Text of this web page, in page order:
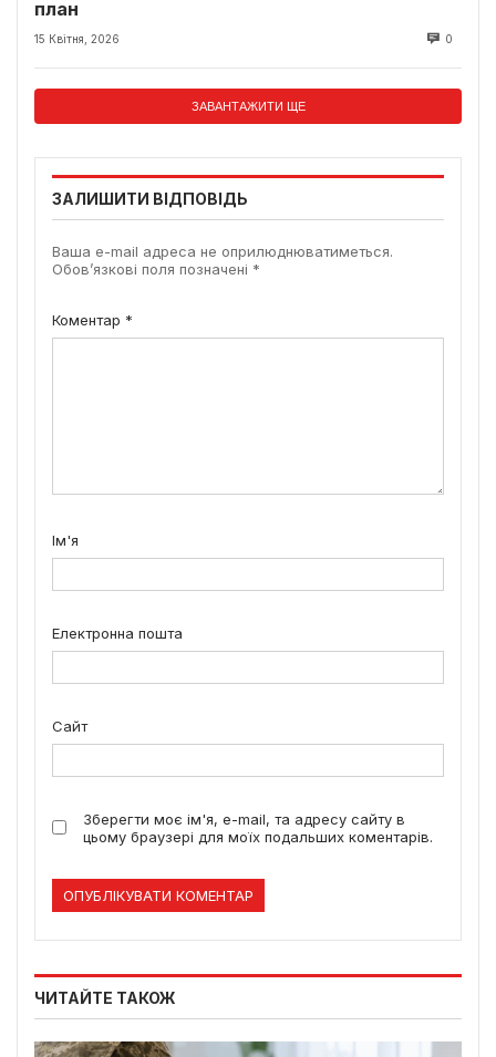
план
15 Квітня, 2026 0
ЗАВАНТАЖИТИ ЩЕ
ЗАЛИШИТИ ВІДПОВІДЬ
Ваша e-mail адреса не оприлюднюватиметься.
Обов’язкові поля позначені *
Коментар *
Ім'я
Електронна пошта
Сайт
Зберегти моє ім'я, e-mail, та адресу сайту в
цьому браузері для моїх подальших коментарів.
ЧИТАЙТЕ ТАКОЖ